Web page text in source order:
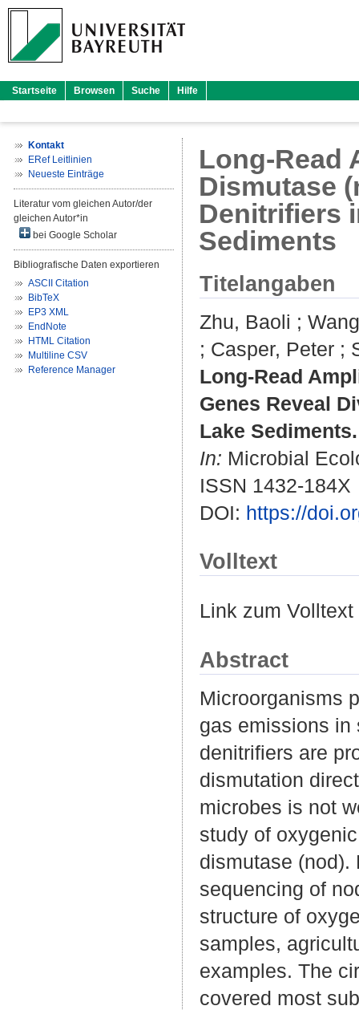
Startseite Browsen Suche Hilfe
Kontakt
ERef Leitlinien
Neueste Einträge
Literatur vom gleichen Autor/der
gleichen Autor*in
bei Google Scholar
Bibliografische Daten exportieren
ASCII Citation
BibTeX
EP3 XML
EndNote
HTML Citation
Multiline CSV
Reference Manager
Long-Read
Dismutase
Denitrifiers
Sediments
Titelangaben
Zhu, Baoli ;
; Casper, Peter ;
Long-Read
Genes Reveal
Lake Sediments.
In: Microbial
ISSN 1432-184X
DOI: https://
Volltext
Link zum
Abstract
Microorganisms
gas emissions in
denitrifiers are
dismutation
microbes is not
study of
dismutase (nod).
sequencing of
structure of
samples,
examples. The
covered most